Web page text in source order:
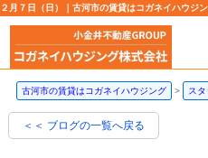
２月７日（日）｜古河市の賃貸はコガネイハウジ
古河市の賃貸はコガネイハウジング ス
＜＜ ブログの一覧へ戻る